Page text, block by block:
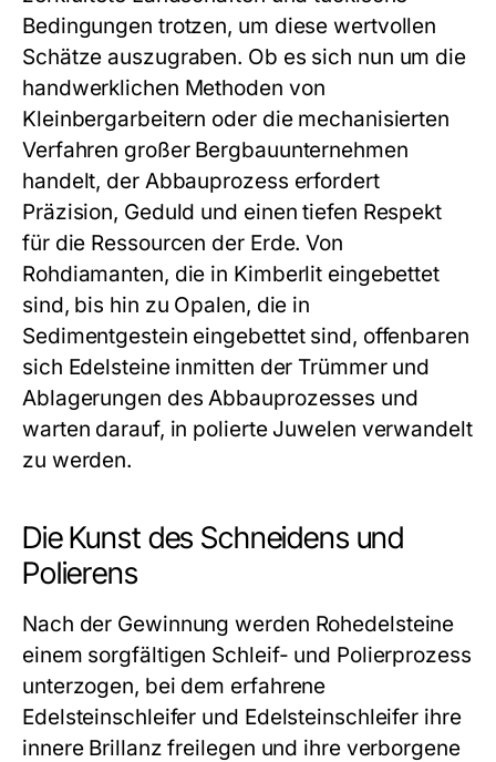
Bedingungen trotzen, um diese wertvollen
Schätze auszugraben. Ob es sich nun um die
handwerklichen Methoden von
Kleinbergarbeitern oder die mechanisierten
Verfahren großer Bergbauunternehmen
handelt, der Abbauprozess erfordert
Präzision, Geduld und einen tiefen Respekt
für die Ressourcen der Erde. Von
Rohdiamanten, die in Kimberlit eingebettet
sind, bis hin zu Opalen, die in
Sedimentgestein eingebettet sind, offenbaren
sich Edelsteine inmitten der Trümmer und
Ablagerungen des Abbauprozesses und
warten darauf, in polierte Juwelen verwandelt
zu werden.
Die Kunst des Schneidens und
Polierens
Nach der Gewinnung werden Rohedelsteine
einem sorgfältigen Schleif- und Polierprozess
unterzogen, bei dem erfahrene
Edelsteinschleifer und Edelsteinschleifer ihre
innere Brillanz freilegen und ihre verborgene